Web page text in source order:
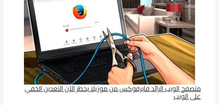
متصفح الويب الرائد فايرفوكس من موزيلا يحظر الآن التعدين الخفي
على الويب